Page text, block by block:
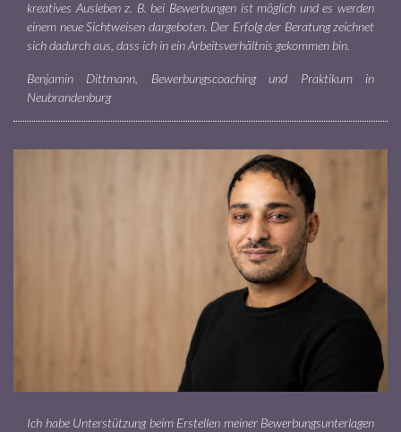
kreatives Ausleben z. B. bei Bewerbungen ist möglich und es werden
einem neue Sichtweisen dargeboten. Der Erfolg der Beratung zeichnet
sich dadurch aus, dass ich in ein Arbeitsverhältnis gekommen bin.
Benjamin Dittmann, Bewerbungscoaching und Praktikum in
Neubrandenburg
Ich habe Unterstützung beim Erstellen meiner Bewerbungsunterlagen